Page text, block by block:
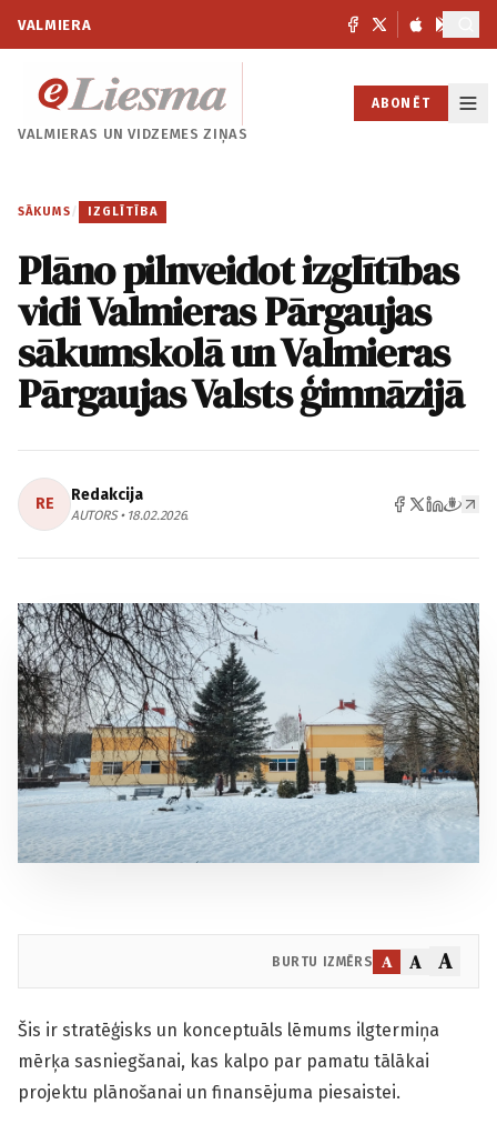
VALMIERA
VALMIERAS UNVIDZEMES ZIŅAS
ABONĒT
SĀKUMS / IZGLĪTĪBA
Plāno pilnveidot izglītības
vidi Valmieras Pārgaujas
sākumskolā un Valmieras
Pārgaujas Valsts ģimnāzijā
RE Redakcija
AUTORS • 18.02.2026.
BURTU IZMĒRS A A A
Šis ir stratēģisks un konceptuāls lēmums ilgtermiņa
mērķa sasniegšanai, kas kalpo par pamatu tālākai
projektu plānošanai un finansējuma piesaistei.